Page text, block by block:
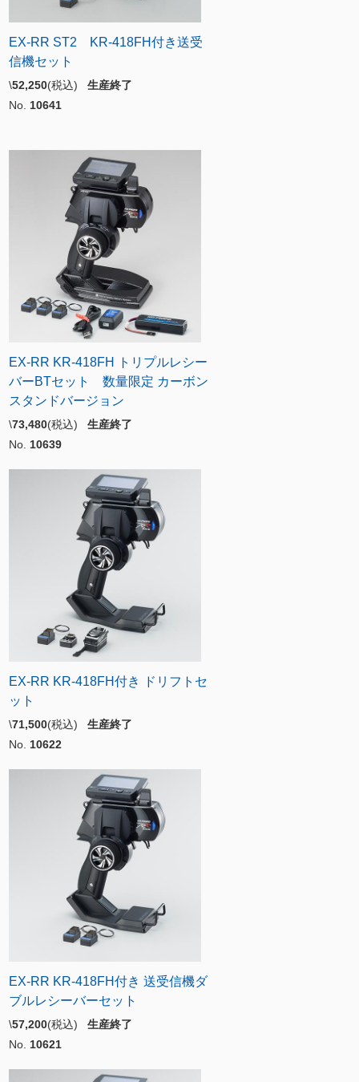
EX-RR ST2 KR-418FH付き送受
信機セット
\52,250(税込) 生産終了
No. 10641
EX-RR KR-418FH トリプルレシー
バーBTセット 数量限定 カーボン
スタンドバージョン
\73,480(税込) 生産終了
No. 10639
EX-RR KR-418FH付き ドリフトセ
ット
\71,500(税込) 生産終了
No. 10622
EX-RR KR-418FH付き 送受信機ダ
ブルレシーバーセット
\57,200(税込) 生産終了
No. 10621